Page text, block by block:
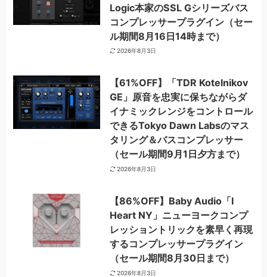
Logic本家のSSL Gシリーズバス
コンプレッサープラグイン（セー
ル期間8月16日14時まで）
2026年8月3日
【61%OFF】「TDR Kotelnikov
GE」原音を忠実に保ちながらダ
イナミックレンジをコントロール
できるTokyo Dawn Labsのマス
タリング＆バスコンプレッサー
（セール期間9月1日夕方まで）
2026年8月3日
【86%OFF】Baby Audio「I
Heart NY」ニューヨークコンプ
レッショントリックを素早く再現
するコンプレッサープラグイン
（セール期間8月30日まで）
2026年8月3日